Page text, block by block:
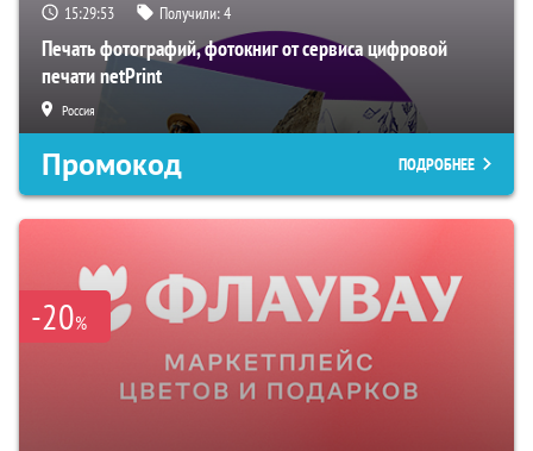
15:29:52 Получили:4
Печать фотографий, фотокниг от сервиса цифровой
печати netPrint
Россия
Промокод ПОДРОБНЕЕ
-20%